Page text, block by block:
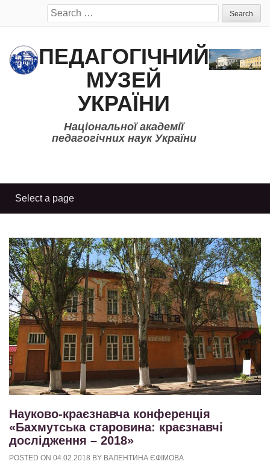
Search
for:
ПЕДАГОГІЧНИЙ
МУЗЕЙ
УКРАЇНИ
Національної академії
педагогічних наук України
Науково-краєзнавча конференція
«Бахмутська старовина: краєзнавчі
дослідження – 2018»
POSTED ON 04.02.2018 BY ВАЛЕНТИНА ЄФІМОВА